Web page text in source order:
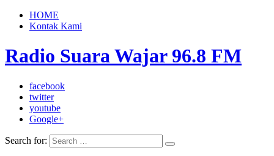
HOME
Kontak Kami
Radio Suara Wajar 96.8 FM
facebook
twitter
youtube
Google+
Search for: